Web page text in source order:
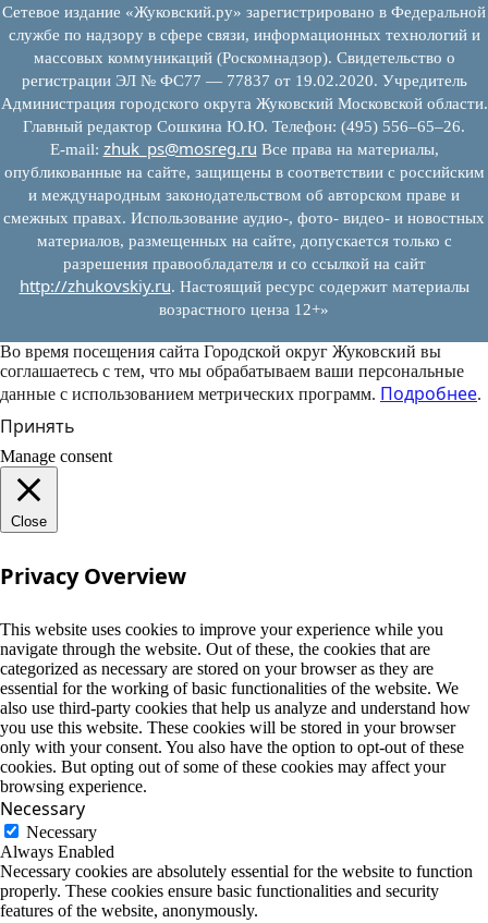
Сетевое издание «Жуковский.ру» зарегистрировано в Федеральной
службе по надзору в сфере связи, информационных технологий и
массовых коммуникаций (Роскомнадзор). Свидетельство о
регистрации ЭЛ № ФС77 — 77837 от 19.02.2020. Учредитель
Администрация городского округа Жуковский Московской области.
Главный редактор Сошкина Ю.Ю. Телефон: (495) 556–65–26.
E‑mail: zhuk_ps@mosreg.ru Все права на материалы,
опубликованные на сайте, защищены в соответствии с российским
и международным законодательством об авторском праве и
смежных правах. Использование аудио-, фото- видео- и новостных
материалов, размещенных на сайте, допускается только с
разрешения правообладателя и со ссылкой на сайт
http://zhukovskiy.ru. Настоящий ресурс содержит материалы
возрастного ценза 12+»
Во время посещения сайта Городской округ Жуковский вы
соглашаетесь с тем, что мы обрабатываем ваши персональные
данные с использованием метрических программ. Подробнее.
Принять
Manage consent
Close
Privacy Overview
This website uses cookies to improve your experience while you
navigate through the website. Out of these, the cookies that are
categorized as necessary are stored on your browser as they are
essential for the working of basic functionalities of the website. We
also use third-party cookies that help us analyze and understand how
you use this website. These cookies will be stored in your browser
only with your consent. You also have the option to opt-out of these
cookies. But opting out of some of these cookies may affect your
browsing experience.
Necessary
Necessary
Always Enabled
Necessary cookies are absolutely essential for the website to function
properly. These cookies ensure basic functionalities and security
features of the website, anonymously.